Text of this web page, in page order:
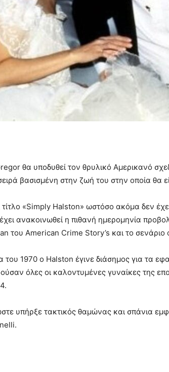
θα υποδυθεί τον θρυλικό Αμερικανό
βασισμένη στην ζωή του στην οποία θα
τίτλο «Simply Halston» ωστόσο ακόμα δεν
ανακοινωθεί η πιθανή ημερομηνία
του American Crime Story’s και το σενάριο
του 1970 ο Halston έγινε διάσημος για τα
όλες οι καλοντυμένες γυναίκες της
υπήρξε τακτικός θαμώνας και σπάνια